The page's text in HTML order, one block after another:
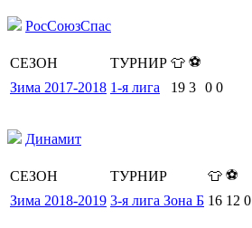
РосСоюзСпас
СЕЗОН ТУРНИР 👕 ⚽
Зима 2017-2018 1-я лига 19 3 0 0
Динамит
СЕЗОН ТУРНИР 👕 ⚽
Зима 2018-2019 3-я лига Зона Б 16 12 0